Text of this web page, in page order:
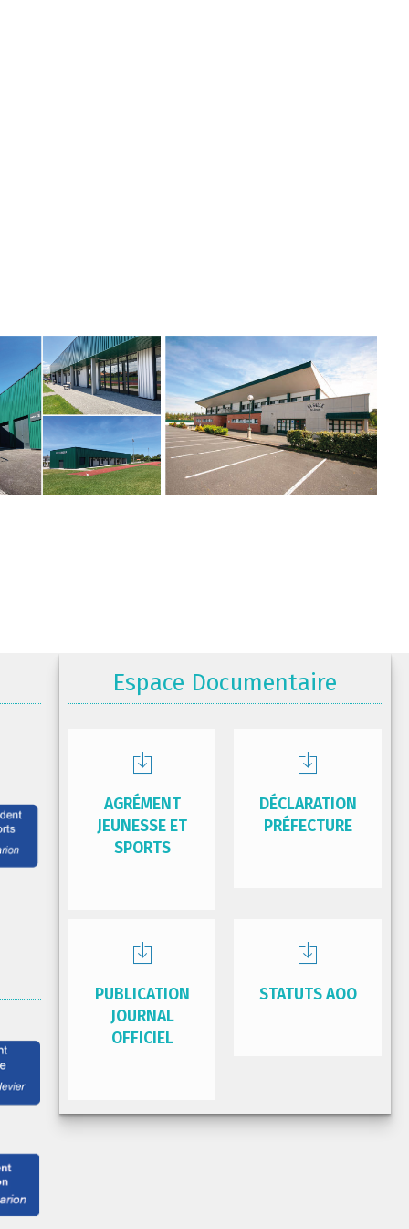
Espace Documentaire
AGRÉMENT
JEUNESSE ET
SPORTS
DÉCLARATION
PRÉFECTURE
PUBLICATION
JOURNAL
OFFICIEL
STATUTS AOO